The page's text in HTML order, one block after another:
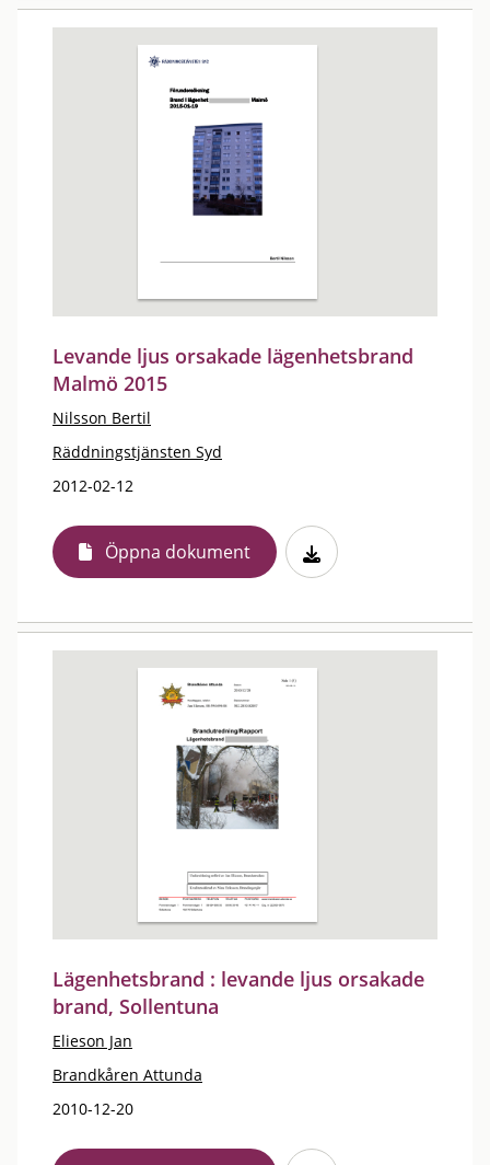
Levande ljus orsakade lägenhetsbrand
Malmö 2015
Nilsson Bertil
Räddningstjänsten Syd
2012-02-12
Öppna dokument
Lägenhetsbrand : levande ljus orsakade
brand, Sollentuna
Elieson Jan
Brandkåren Attunda
2010-12-20